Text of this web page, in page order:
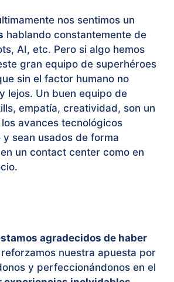
nos sentimos un
hablando constantemente de
AI, etc. Pero si algo hemos
gran equipo de superhéroes
sin el factor humano no
lejos. Un buen equipo de
empatía, creatividad, son un
avances tecnológicos
sean usados de forma
un contact center como en
agradecidos de haber
nuestra apuesta por
y perfeccionándonos en el